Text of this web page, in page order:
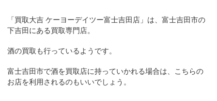
「買取大吉 ケーヨーデイツー富士吉田店」は、富士吉田市の
下吉田にある買取専門店。
酒の買取も行っているようです。
富士吉田市で酒を買取店に持っていかれる場合は、こちらの
お店を利用されるのもいいでしょう。